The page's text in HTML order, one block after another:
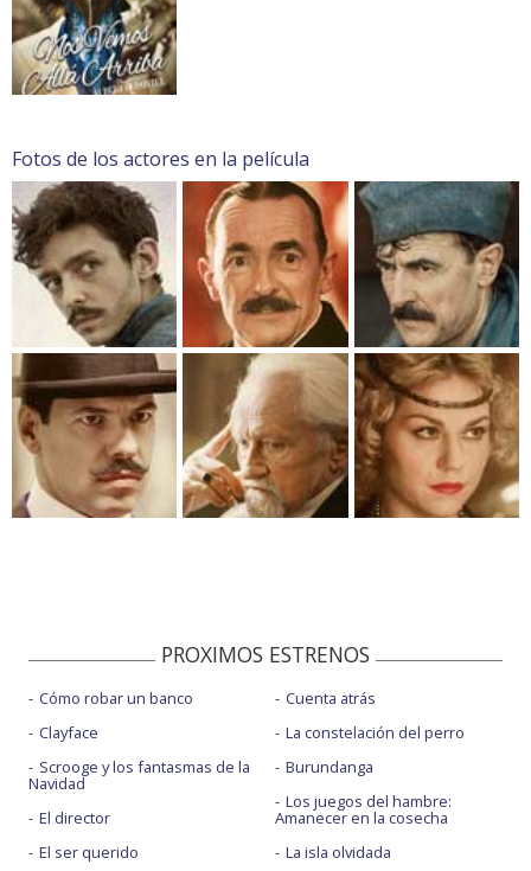
Fotos de los actores en la película
PROXIMOS ESTRENOS
Cómo robar un banco
Clayface
Scrooge y los fantasmas de la
Navidad
El director
El ser querido
Cuenta atrás
La constelación del perro
Burundanga
Los juegos del hambre:
Amanecer en la cosecha
La isla olvidada